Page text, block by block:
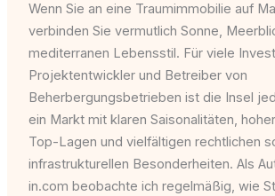
Wenn Sie an eine Traumimmobilie auf
verbinden Sie vermutlich Sonne,
mediterranen Lebensstil. Für viele
Projektentwickler und Betreiber von
Beherbergungsbetrieben ist die Insel
ein Markt mit klaren Saisonalitäten,
Top-Lagen und vielfältigen rechtlichen
infrastrukturellen Besonderheiten. Als
in.com beobachte ich regelmäßig, wie